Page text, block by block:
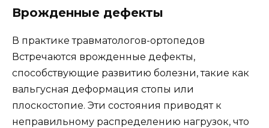
Врожденные дефекты
В практике травматологов-ортопедов
Встречаются врожденные дефекты,
способствующие развитию болезни, такие как
вальгусная деформация стопы или
плоскостопие. Эти состояния приводят к
неправильному распределению нагрузок, что